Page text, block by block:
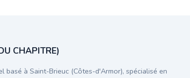
CHAPITRE)
basé à Saint-Brieuc (Côtes-d'Armor), spécialisé en